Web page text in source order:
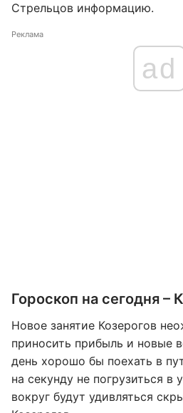
Стрельцов информацию.
Реклама
ad
Гороскоп на сегодня –
Новое занятие Козерогов
приносить прибыль и новые
день хорошо бы поехать в
на секунду не погрузиться в
вокруг будут удивляться